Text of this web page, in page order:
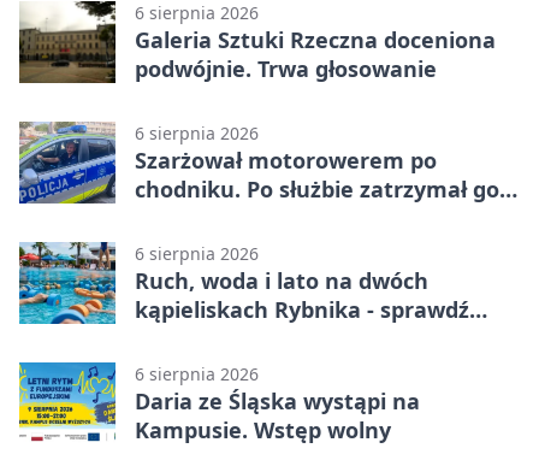
6 sierpnia 2026
Galeria Sztuki Rzeczna doceniona
podwójnie. Trwa głosowanie
6 sierpnia 2026
Szarżował motorowerem po
chodniku. Po służbie zatrzymał go
6 sierpnia 2026
Ruch, woda i lato na dwóch
kąpieliskach Rybnika - sprawdź
6 sierpnia 2026
Daria ze Śląska wystąpi na
Kampusie. Wstęp wolny